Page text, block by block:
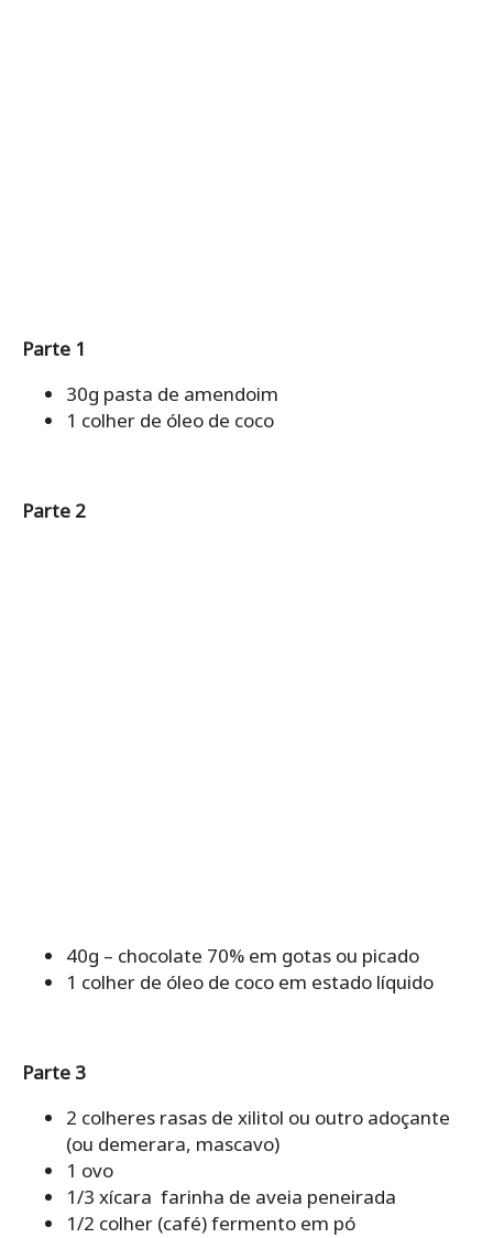
Parte 1
30g pasta de amendoim
1 colher de óleo de coco
Parte 2
40g – chocolate 70% em gotas ou picado
1 colher de óleo de coco em estado líquido
Parte 3
2 colheres rasas de xilitol ou outro adoçante
(ou demerara, mascavo)
1 ovo
1/3 xícara farinha de aveia peneirada
1/2 colher (café) fermento em pó